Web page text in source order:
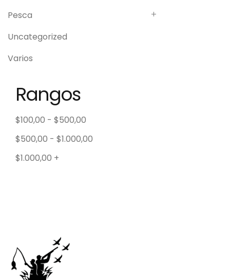
Pesca
Uncategorized
Varios
Rangos
$100,00 - $500,00
$500,00 - $1.000,00
$1.000,00 +